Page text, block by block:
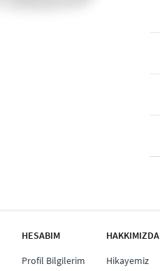
HESABIM
Profil Bilgilerim
HAKKIMIZDA
Hikayemiz